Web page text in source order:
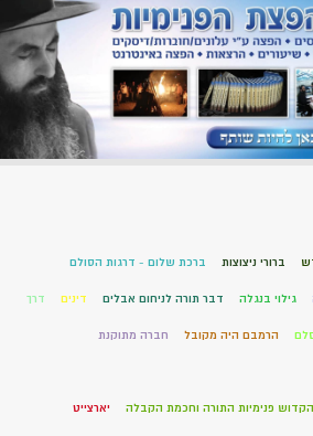
ברורי ניצוצות ברכת שלום - דרגות הסולם
גילוי בנגלה דבר תורה לניחום אבלים דינים דרך
הרמבם היה מקובל חברה מתוקנת
פנימיות התורה וחכמת הקבלה יארצייט